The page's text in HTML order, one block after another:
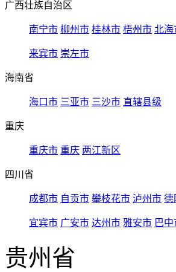
广西壮族自治区
南宁市 柳州市 桂林市 梧州市 北海
来宾市 崇左市
海南省
海口市 三亚市 三沙市 直辖县级
重庆
重庆市 重庆 两江新区
四川省
成都市 自贡市 攀枝花市 泸州市 德
宜宾市 广安市 达州市 雅安市 巴中
贵州省